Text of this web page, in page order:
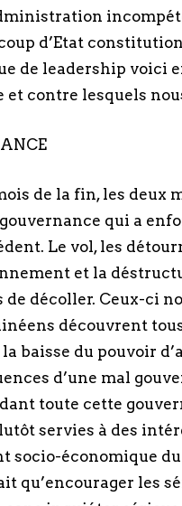
d’Etat
de leadership voici
contre lesquels
de la fin, les deux
qui a
Le vol, les
et la
de décoller. Ceux-ci
découvrent
baisse du pouvoir
d’une mal
toute cette
servies à des
socio-économique
qu’encourager les